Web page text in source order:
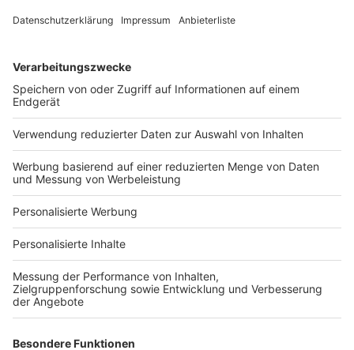
Services
Bauprojekt-Quiz
Häuser-Suche
Hausanbieter-Suche
Bauprojekt-Profil
Für Unternehmen
Ihre Baufirma auf bauen.de
Kostenloses Infogespräch